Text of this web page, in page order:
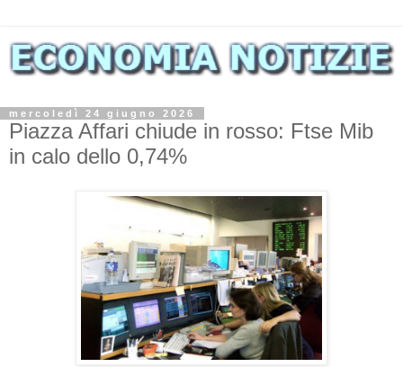
mercoledì 24 giugno 2026
Piazza Affari chiude in rosso: Ftse Mib
in calo dello 0,74%